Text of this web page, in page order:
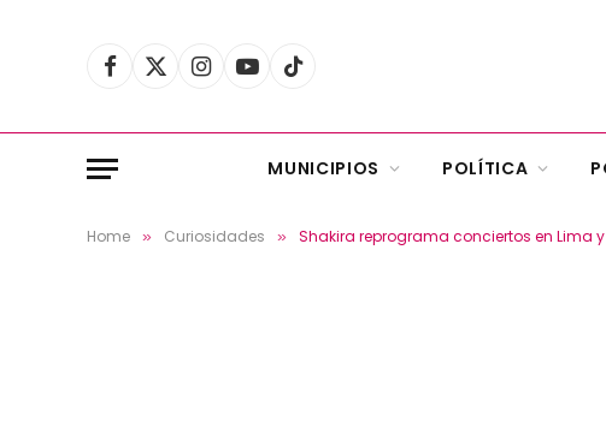
Facebook
X
Instagram
YouTubeTikTok
MUNICIPIOS POLÍTICA
Home » Curiosidades » Shakira reprograma conciertos en